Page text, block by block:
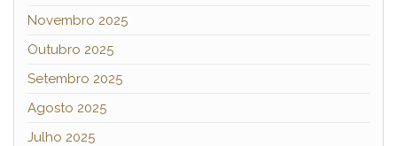
Novembro 2025
Outubro 2025
Setembro 2025
Agosto 2025
Julho 2025